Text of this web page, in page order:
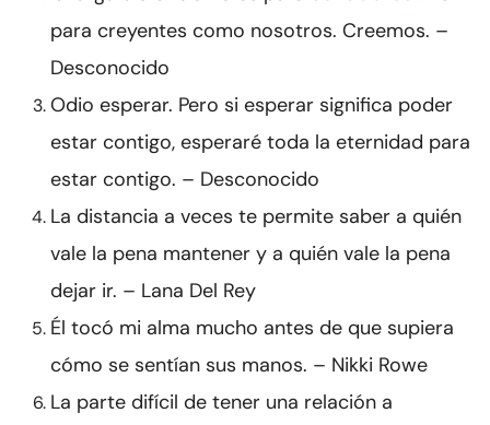
para creyentes como nosotros. Creemos. –
Desconocido
Odio esperar. Pero si esperar significa poder
estar contigo, esperaré toda la eternidad para
estar contigo. – Desconocido
La distancia a veces te permite saber a quién
vale la pena mantener y a quién vale la pena
dejar ir. – Lana Del Rey
Él tocó mi alma mucho antes de que supiera
cómo se sentían sus manos. – Nikki Rowe
La parte difícil de tener una relación a